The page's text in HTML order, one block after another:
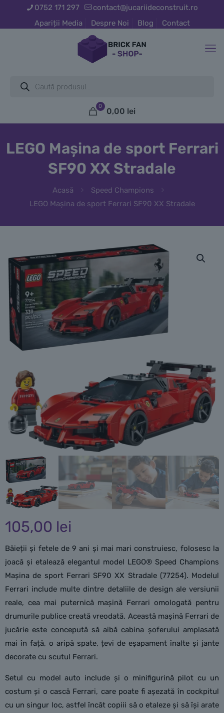
0752 171 297
contact@jucariideconstruit.ro
Apariții Media
Despre Noi Blog Contact
search
0
0,00 lei
LEGO Mașina de sport Ferrari
SF90 XX Stradale
Acasă
Speed Champions
LEGO Mașina de sport Ferrari SF90 XX Stradale
105,00 lei
Băieții și fetele de 9 ani și mai mari construiesc, folosesc la
joacă și etalează elegantul model LEGO® Speed Champions
Mașina de sport Ferrari SF90 XX Stradale (77254). Modelul
Ferrari include multe dintre detaliile de design ale versiunii
reale, cea mai puternică mașină Ferrari omologată pentru
drumurile publice creată vreodată. Această mașină Ferrari de
jucărie este concepută să aibă cabina șoferului amplasată
mai în față, o aripă spate, țevi de eșapament înalte și jante
decorate cu scutul Ferrari.
Setul cu model auto include și o minifigurină pilot cu un
costum și o cască Ferrari, care poate fi așezată în cockpitul
cu un singur loc, astfel încât copiii să o etaleze și să își arate